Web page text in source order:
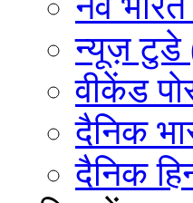
न्यूज़ टुडे
वीकेंड
दैनिक
दैनिक